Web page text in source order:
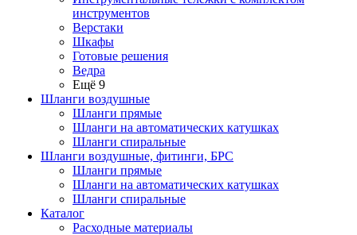
инструментов
Верстаки
Шкафы
Готовые решения
Ведра
Ещё 9
Шланги воздушные
Шланги прямые
Шланги на автоматических катушках
Шланги спиральные
Шланги воздушные, фитинги, БРС
Шланги прямые
Шланги на автоматических катушках
Шланги спиральные
Каталог
Расходные материалы